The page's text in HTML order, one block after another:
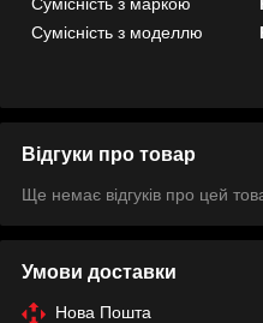
Сумісність з моделлю
Відгуки про товар
Ще немає відгуків про цей
Умови доставки
Нова Пошта